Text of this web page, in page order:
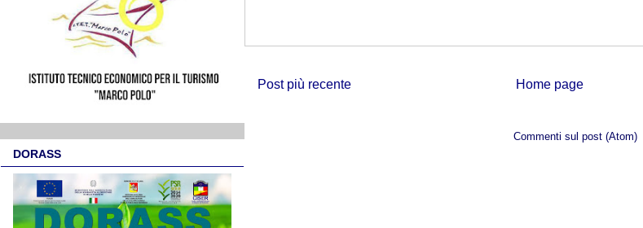
Post più recente Home page
Commenti sul post (Atom)
DORASS